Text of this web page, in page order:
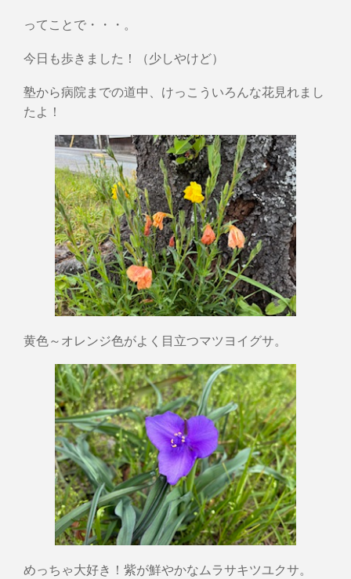
ってことで・・・。
今日も歩きました！（少しやけど）
塾から病院までの道中、けっこういろんな花見れまし
たよ！
黄色～オレンジ色がよく目立つマツヨイグサ。
めっちゃ大好き！紫が鮮やかなムラサキツユクサ。